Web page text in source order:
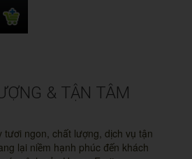
& TẬN TÂM
tươi ngon, chất lượng, dịch vụ tận
lại niềm hạnh phúc đến khách